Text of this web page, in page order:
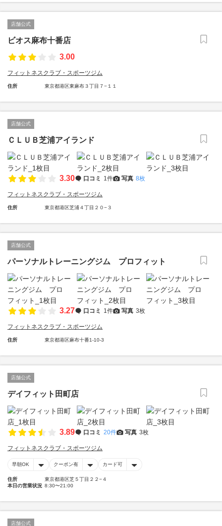
店舗公式
ビオス麻布十番店
3.00
フィットネスクラブ・スポーツジム
住所 東京都港区東麻布３丁目７−１１
店舗公式
ＣＬＵＢ芝浦アイランド
3.30 口コミ 1件 写真 8枚
フィットネスクラブ・スポーツジム
住所 東京都港区芝浦４丁目２０−３
店舗公式
パーソナルトレーニングジム プロフィット
3.27 口コミ 1件 写真 3枚
フィットネスクラブ・スポーツジム
住所 東京都港区麻布十番1-10-3
店舗公式
デイフィット田町店
3.89 口コミ 20件 写真 3枚
フィットネスクラブ・スポーツジム
早朝OK クーポン有 カード可
住所
東京都港区芝５丁目２２−４
本日の営業状況 8:30〜21:00
店舗公式